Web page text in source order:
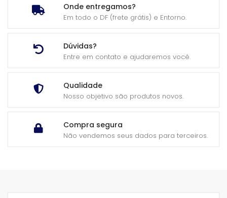
Onde entregamos?
Em todo o DF (frete grátis) e Entorno.
Dúvidas?
Entre em contato e ajudaremos você.
Qualidade
Nosso objetivo são produtos novos.
Compra segura
Não vendemos seus dados para terceiros.